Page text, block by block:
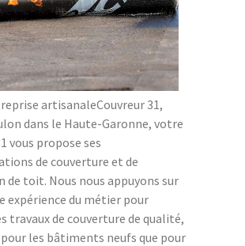
artisanaleCouvreur 31,
dans le Haute-Garonne, votre
vous propose ses
de couverture et de
de toit. Nous nous appuyons sur
expérience du métier pour
travaux de couverture de qualité,
les bâtiments neufs que pour